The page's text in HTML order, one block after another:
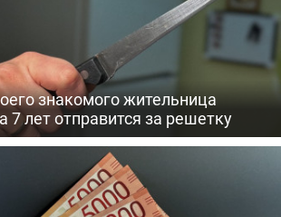
знакомого жительница
7 лет отправится за решетку